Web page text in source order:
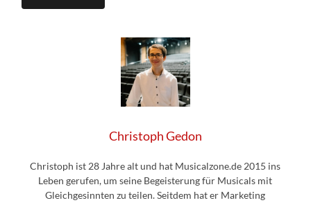
Christoph Gedon
Christoph ist 28 Jahre alt und hat Musicalzone.de 2015 ins
Leben gerufen, um seine Begeisterung für Musicals mit
Gleichgesinnten zu teilen. Seitdem hat er Marketing